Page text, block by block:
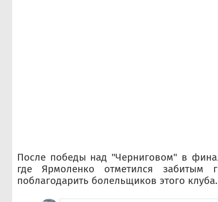
После победы над "Черниговом" в
где Ярмоленко отметился забитым
поблагодарить болельщиков этого клуба.